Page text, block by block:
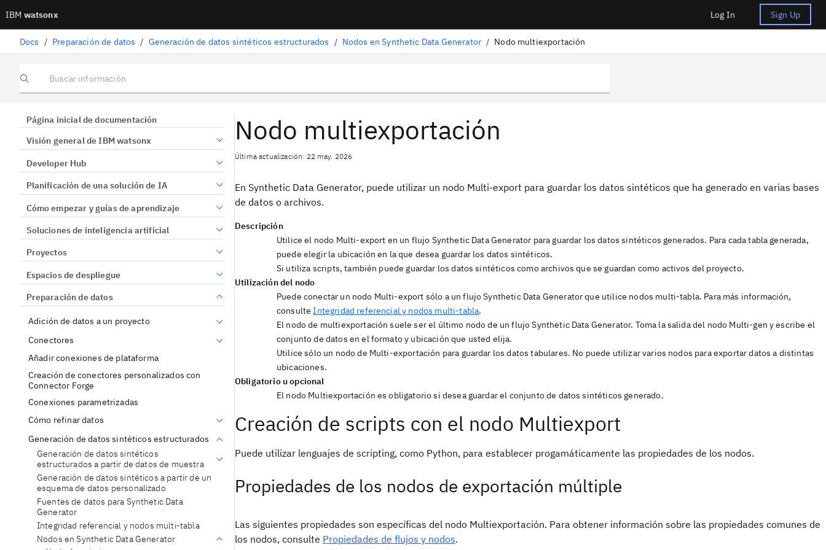
IBM watsonx Log In Sign Up
Docs / Preparación de datos / Generación de datos sintéticos estructurados / Nodos en Synthetic Data Generator / Nodo multiexportación
Buscar información
Página inicial de documentación
Visión general de IBM watsonx
Developer Hub
Planificación de una solución de IA
Cómo empezar y guías de aprendizaje
Soluciones de inteligencia artificial
Proyectos
Espacios de despliegue
Preparación de datos
Adición de datos a un proyecto
Conectores
Añadir conexiones de plataforma
Creación de conectores personalizados con
Connector Forge
Conexiones parametrizadas
Cómo refinar datos
Generación de datos sintéticos estructurados
Generación de datos sintéticos
estructurados a partir de datos de muestra
Generación de datos sintéticos a partir de un
esquema de datos personalizado
Fuentes de datos para Synthetic Data
Generator
Integridad referencial y nodos multi-tabla
Nodos en Synthetic Data Generator
Nodo multiexportación
Última actualización: 22 may. 2026
En Synthetic Data Generator, puede utilizar un nodo Multi-export para guardar los datos sintéticos que ha generado en varias bases
de datos o archivos.
Descripción
Utilice el nodo Multi-export en un flujo Synthetic Data Generator para guardar los datos sintéticos generados. Para cada tabla generada,
puede elegir la ubicación en la que desea guardar los datos sintéticos.
Si utiliza scripts, también puede guardar los datos sintéticos como archivos que se guardan como activos del proyecto.
Utilización del nodo
Puede conectar un nodo Multi-export sólo a un flujo Synthetic Data Generator que utilice nodos multi-tabla. Para más información,
consulteIntegridad referencial y nodos multi-tabla.
El nodo de multiexportación suele ser el último nodo de un flujo Synthetic Data Generator. Toma la salida del nodo Multi-gen y escribe el
conjunto de datos en el formato y ubicación que usted elija.
Utilice sólo un nodo de Multi-exportación para guardar los datos tabulares. No puede utilizar varios nodos para exportar datos a distintas
ubicaciones.
Obligatorio u opcional
El nodo Multiexportación es obligatorio si desea guardar el conjunto de datos sintéticos generado.
Creación de scripts con el nodo Multiexport
Puede utilizar lenguajes de scripting, como Python, para establecer progamáticamente las propiedades de los nodos.
Propiedades de los nodos de exportación múltiple
Las siguientes propiedades son específicas del nodo Multiexportación. Para obtener información sobre las propiedades comunes de
los nodos, consulte Propiedades de flujos y nodos.